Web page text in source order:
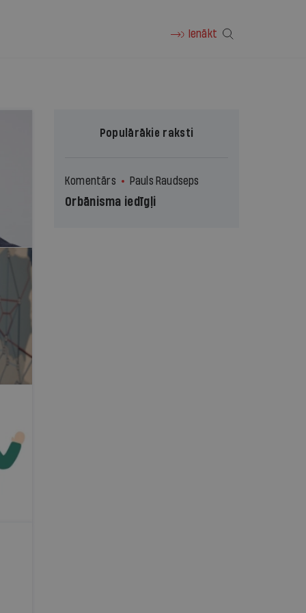
Ienākt
Populārākie raksti
Komentārs Pauls Raudseps
Orbānisma iedīgļi